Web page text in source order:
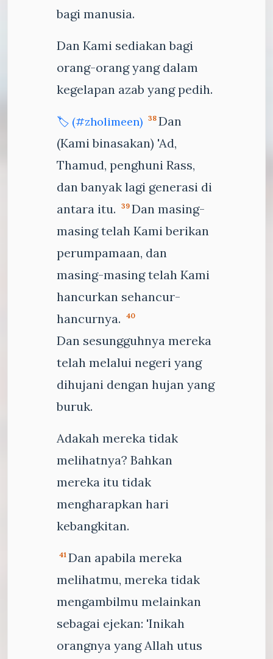
bagi manusia.
Dan Kami sediakan bagi
orang-orang yang dalam
kegelapan azab yang pedih.
🏷️ (#zholimeen) 38 Dan
(Kami binasakan) 'Ad,
Thamud, penghuni Rass,
dan banyak lagi generasi di
antara itu.
39 Dan masing-
masing telah Kami berikan
perumpamaan, dan
masing-masing telah Kami
hancurkan sehancur-
hancurnya.
40
Dan sesungguhnya mereka
telah melalui negeri yang
dihujani dengan hujan yang
buruk.
Adakah mereka tidak
melihatnya? Bahkan
mereka itu tidak
mengharapkan hari
kebangkitan.
41 Dan apabila mereka
melihatmu, mereka tidak
mengambilmu melainkan
sebagai ejekan: 'Inikah
orangnya yang Allah utus